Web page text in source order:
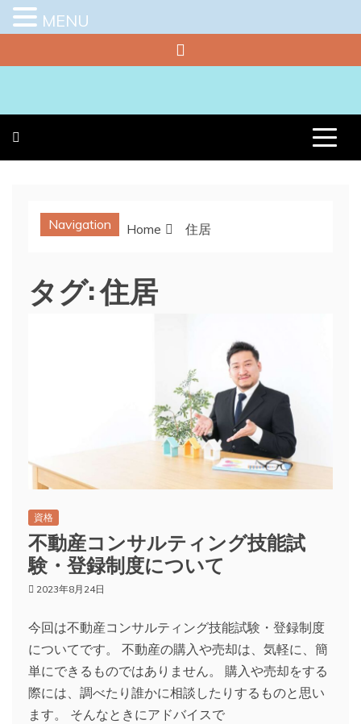
to
Navigation Home 住居
タグ:住居
資格
不動産コンサルティング技能試
験・登録制度について
2023年8月24日
今回は不動産コンサルティング技能試験・登録制度
についてです。 不動産の購入や売却は、気軽に、簡
単にできるものではありません。 購入や売却をする
際には、調べたり誰かに相談したりするものと思い
ます。 そんなときにアドバイスで
MENU